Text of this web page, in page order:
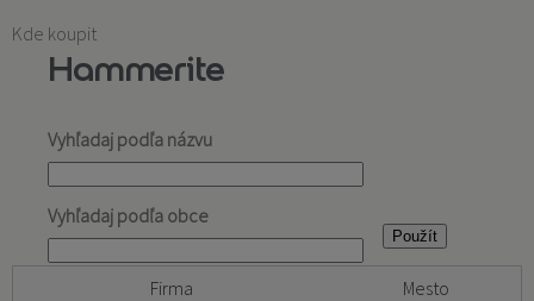
Kde koupit
Hammerite
Vyhľadaj podľa názvu
Vyhľadaj podľa obce
Firma
Mesto